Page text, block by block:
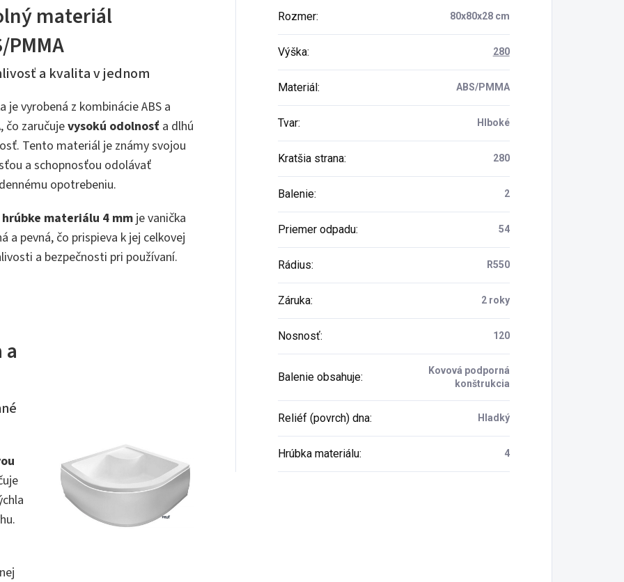
materiál
PMMA
a kvalita v jednom
je vyrobená z kombinácie ABS a
čo zaručujevysokú odolnosť a dlhú
Tento materiál je známy svojou
a schopnosťou odolávať
opotrebeniu.
hrúbke materiálu 4 mmje vanička
a pevná, čo prispieva k jej celkovej
a bezpečnosti pri používaní.
Rozmer: 80x80x28 cm
Výška: 280
Materiál: ABS/PMMA
Tvar: Hlboké
Kratšia strana: 280
Balenie: 2
Priemer odpadu: 54
Rádius: R550
Záruka: 2 roky
Nosnosť: 120
Balenie obsahuje:
Kovová podporná
konštrukcia
Reliéf (povrch) dna: Hladký
Hrúbka materiálu: 4